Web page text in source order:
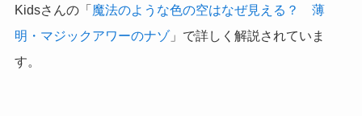
Kidsさんの「 魔法のような色の空はなぜ見える？ 薄
明・マジックアワーのナゾ」で詳しく解説されていま
す。